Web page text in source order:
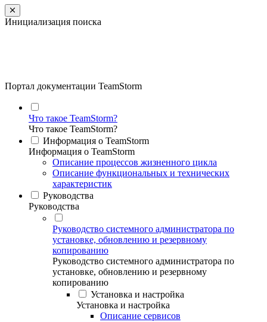
Инициализация поиска
Портал документации TeamStorm
Что такое TeamStorm?
Что такое TeamStorm?
Информация о TeamStorm
Информация о TeamStorm
Описание процессов жизненного цикла
Описание функциональных и технических
характеристик
Руководства
Руководства
Руководство системного администратора по
установке, обновлению и резервному
копированию
Руководство системного администратора по
установке, обновлению и резервному
копированию
Установка и настройка
Установка и настройка
Описание сервисов